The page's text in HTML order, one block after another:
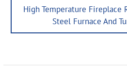
Next
High Temperature Fireplace
Steel Furnace And